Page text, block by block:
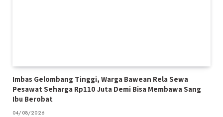
Imbas Gelombang Tinggi, Warga Bawean Rela Sewa
Pesawat Seharga Rp110 Juta Demi Bisa Membawa Sang
Ibu Berobat
04/08/2026